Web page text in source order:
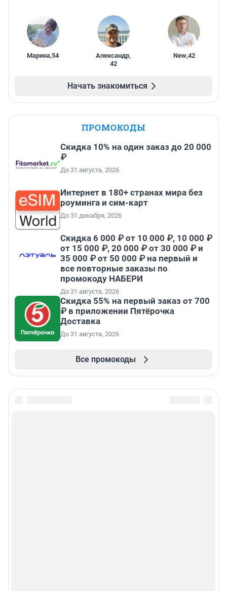
Марина,54 Александр,
42
New,42
Начать знакомиться
ПРОМОКОДЫ
Скидка 10% на один заказ до 20 000
₽
До 31 августа, 2026
Интернет в 180+ странах мира без
роуминга и сим-карт
До 31 декабря, 2026
Скидка 6 000 ₽ от 10 000 ₽, 10 000 ₽
от 15 000 ₽, 20 000 ₽ от 30 000 ₽ и
35 000 ₽ от 50 000 ₽ на первый и
все повторные заказы по
промокоду НАБЕРИ
До 31 августа, 2026
Скидка 55% на первый заказ от 700
₽ в приложении Пятёрочка
Доставка
До 31 августа, 2026
Все промокоды